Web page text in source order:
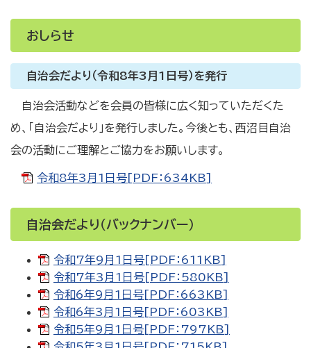
おしらせ
自治会だより（令和8年3月1日号）を発行
自治会活動などを会員の皆様に広く知っていただくた
め、「自治会だより」を発行しました。今後とも、西沼目自治
会の活動にご理解とご協力をお願いします。
令和8年3月1日号[PDF：634KB]
自治会だより（バックナンバー）
令和7年9月1日号[PDF：611KB]
令和7年3月1日号[PDF：580KB]
令和6年9月1日号[PDF：663KB]
令和6年3月1日号[PDF：603KB]
令和5年9月1日号[PDF：797KB]